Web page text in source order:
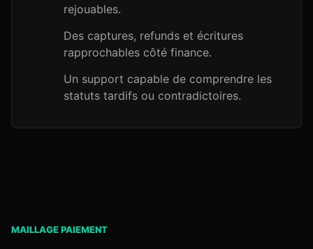
rejouables.
Des captures, refunds et écritures
rapprochables côté finance.
Un support capable de comprendre les
statuts tardifs ou contradictoires.
MAILLAGE PAIEMENT